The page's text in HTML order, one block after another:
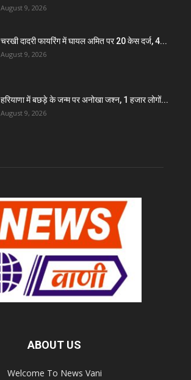
August 9, 2026
चरखी दादरी फायरिंग में घायल अमित पर 20 केस दर्ज, 4...
August 9, 2026
हरियाणा में बछड़े के जन्म पर अनोखा जश्न, 1 हजार लोगों...
August 9, 2026
ABOUT US
Welcome To News Vani